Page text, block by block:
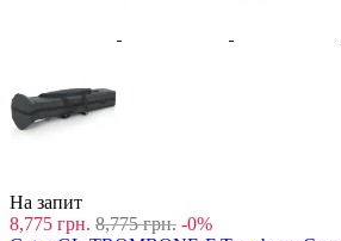
На запит
8,775 грн. 8,775 грн. -0%